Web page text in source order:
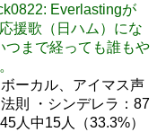
Everlastingが
援歌（日ハム）にな
つまで経っても誰もや
ーカル、アイマス声
則 ・シンデレラ：87
人中15人（33.3%）